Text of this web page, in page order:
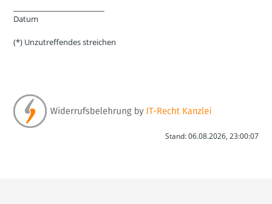
Datum
(*) Unzutreffendes streichen
Stand: 06.08.2026, 23:00:07